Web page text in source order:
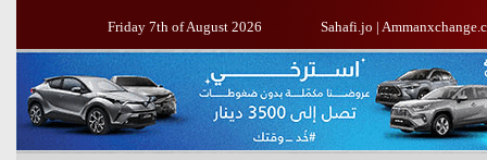
Friday 7th of August 2026 Sahafi.jo |